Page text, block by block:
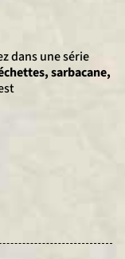
dans une série
sarbacane,